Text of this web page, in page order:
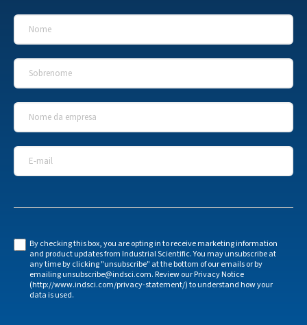
Nome
Sobrenome
Nome da empresa
E-mail
By checking this box, you are opting in to receive marketing information
and product updates from Industrial Scientific. You may unsubscribe at
any time by clicking "unsubscribe" at the bottom of our emails or by
emailing unsubscribe@indsci.com. Review our Privacy Notice
(http://www.indsci.com/privacy-statement/) to understand how your
data is used.